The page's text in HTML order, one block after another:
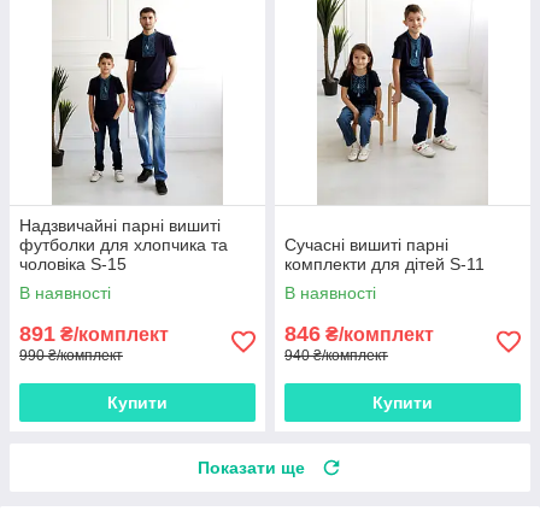
Надзвичайні парні вишиті
футболки для хлопчика та
чоловіка S-15
В наявності
891 ₴/комплект
990 ₴/комплект
Купити
Сучасні вишиті парні
комплекти для дітей S-11
В наявності
846 ₴/комплект
940 ₴/комплект
Купити
Показати ще